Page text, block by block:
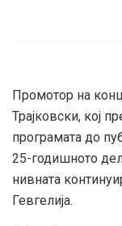
Промотор на
Трајковски, кој
програмата до
25-годишното
нивната
Гевгелија.